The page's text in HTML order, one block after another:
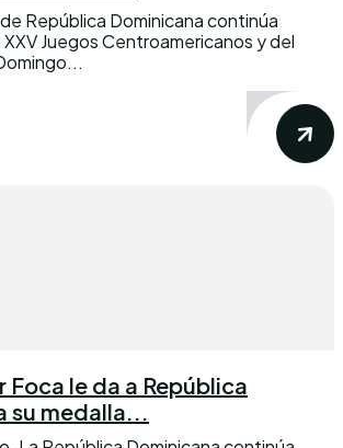
República Dominicana continúa
Juegos Centroamericanos y del
Foca le da a República
su medalla...